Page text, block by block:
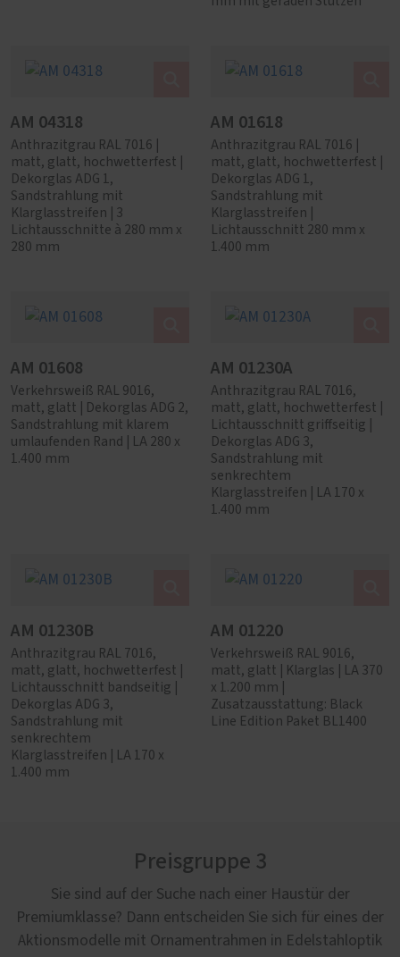
AM 04318
Anthrazitgrau RAL 7016 |
matt, glatt, hochwetterfest |
Dekorglas ADG 1,
Sandstrahlung mit
Klarglasstreifen | 3
Lichtausschnitte à 280 mm x
280 mm
AM 01618
Anthrazitgrau RAL 7016 |
matt, glatt, hochwetterfest |
Dekorglas ADG 1,
Sandstrahlung mit
Klarglasstreifen |
Lichtausschnitt 280 mm x
1.400 mm
AM 01608
Verkehrsweiß RAL 9016,
matt, glatt | Dekorglas ADG 2,
Sandstrahlung mit klarem
umlaufenden Rand | LA 280 x
1.400 mm
AM 01230A
Anthrazitgrau RAL 7016,
matt, glatt, hochwetterfest |
Lichtausschnitt griffseitig |
Dekorglas ADG 3,
Sandstrahlung mit
senkrechtem
Klarglasstreifen | LA 170 x
1.400 mm
AM 01230B
Anthrazitgrau RAL 7016,
matt, glatt, hochwetterfest |
Lichtausschnitt bandseitig |
Dekorglas ADG 3,
Sandstrahlung mit
senkrechtem
Klarglasstreifen | LA 170 x
1.400 mm
AM 01220
Verkehrsweiß RAL 9016,
matt, glatt | Klarglas | LA 370
x 1.200 mm |
Zusatzausstattung: Black
Line Edition Paket BL1400
Preisgruppe 3
Sie sind auf der Suche nach einer Haustür der
Premiumklasse? Dann entscheiden Sie sich für eines der
Aktionsmodelle mit Ornamentrahmen in Edelstahloptik